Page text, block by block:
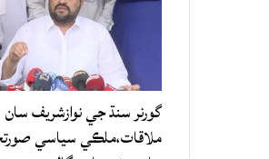
گورنر سنڌ جي نوازشريف سان
ملاقات،ملڪي سياسي